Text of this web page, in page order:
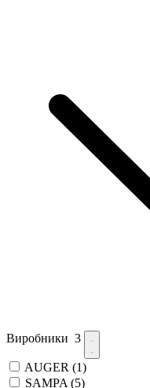
Виробники 3
AUGER (1)
SAMPA (5)